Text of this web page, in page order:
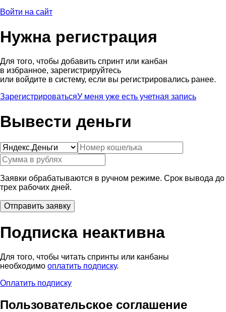
Войти на сайт
Нужна регистрация
Для того, чтобы добавить спринт или канбан
в избранное, зарегистрируйтесь
или войдите в систему, если вы регистрировались ранее.
ЗарегистрироватьсяУ меня уже есть учетная запись
Вывести деньги
Заявки обрабатываются в ручном режиме. Срок вывода до
трех рабочих дней.
Подписка неактивна
Для того, чтобы читать спринты или канбаны
необходимо оплатить подписку.
Оплатить подписку
Пользовательское соглашение